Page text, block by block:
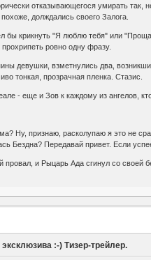
отказывающегося умирать
долждались своего Залога.
бы крикнуть "Я люблю тебя" или
ровно одну фразу.
девушки, взметнулись два,
тонкая, прозрачная пленка. Стазис.
- еще и Зов к каждому из ангелов,
Ну, признаю, расколупаю я это не
Бездна? Передавай привет. Если
провал, и Рыцарь Ада сгинул со
эксклюзива :-) Тизер-трейлер.